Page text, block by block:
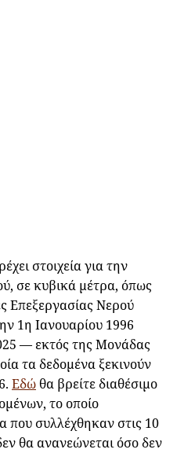
στοιχεία για την
σε κυβικά μέτρα, όπως
Επεξεργασίας Νερού
1η Ιανουαρίου 1996
— εκτός της Μονάδας
τα δεδομένα ξεκινούν
Εδώθα βρείτε διαθέσιμο
το οποίο
που συλλέχθηκαν στις 10
θα ανανεώνεται όσο δεν